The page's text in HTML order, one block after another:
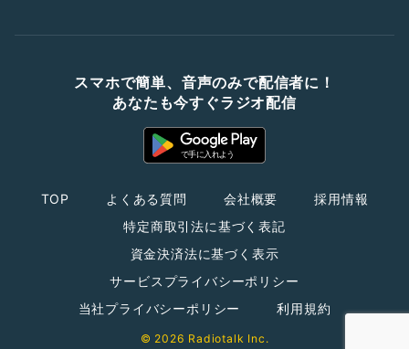
スマホで簡単、音声のみで配信者に！
あなたも今すぐラジオ配信
TOP よくある質問 会社概要
採用情報
特定商取引法に基づく表記
資金決済法に基づく表示
サービスプライバシーポリシー
当社プライバシーポリシー
利用規約
© 2026 Radiotalk Inc.